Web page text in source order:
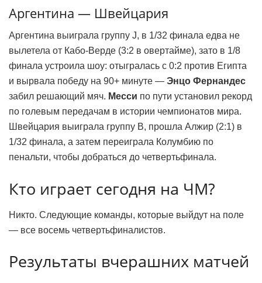
Аргентина — Швейцария
Аргентина выиграла группу J, в 1/32 финала едва не
вылетела от Кабо-Верде (3:2 в овертайме), зато в 1/8
финала устроила шоу: отыгралась с 0:2 против Египта
и вырвала победу на 90+ минуте — Энцо Фернандес
забил решающий мяч. Месси по пути установил рекорд
по голевым передачам в истории чемпионатов мира.
Швейцария выиграла группу B, прошла Алжир (2:1) в
1/32 финала, а затем переиграла Колумбию по
пенальти, чтобы добраться до четвертьфинала.
Кто играет сегодня на ЧМ?
Никто. Следующие команды, которые выйдут на поле
— все восемь четвертьфиналистов.
Результаты вчерашних матчей